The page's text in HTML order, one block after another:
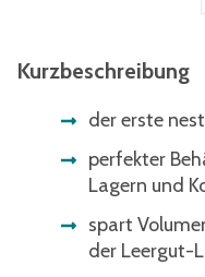
Kurzbeschreibung
der erste
perfekter
Lagern und
spart
der Leergut-